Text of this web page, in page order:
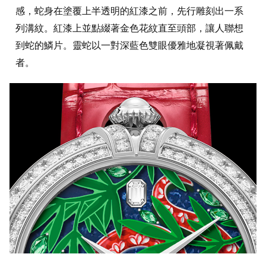
感，蛇身在塗覆上半透明的紅漆之前，先行雕刻出一系
列溝紋。紅漆上並點綴著金色花紋直至頭部，讓人聯想
到蛇的鱗片。靈蛇以一對深藍色雙眼優雅地凝視著佩戴
者。